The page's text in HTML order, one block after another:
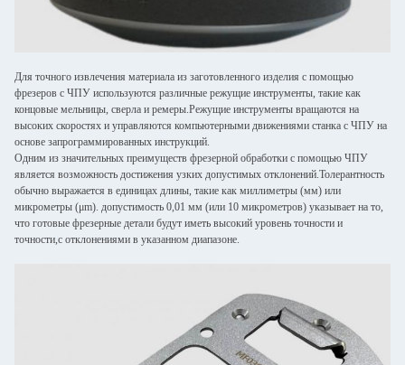
Для точного извлечения материала из заготовленного изделия с помощью
фрезеров с ЧПУ используются различные режущие инструменты, такие как
концовые мельницы, сверла и ремеры.Режущие инструменты вращаются на
высоких скоростях и управляются компьютерными движениями станка с ЧПУ на
основе запрограммированных инструкций.
Одним из значительных преимуществ фрезерной обработки с помощью ЧПУ
является возможность достижения узких допустимых отклонений.Толерантность
обычно выражается в единицах длины, такие как миллиметры (мм) или
микрометры (μm). допустимость 0,01 мм (или 10 микрометров) указывает на то,
что готовые фрезерные детали будут иметь высокий уровень точности и
точности,с отклонениями в указанном диапазоне.